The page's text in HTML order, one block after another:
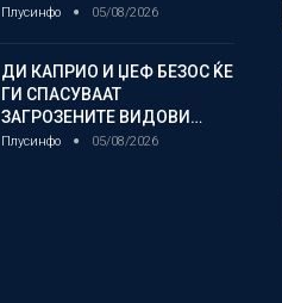
Плусинфо 05/08/2026
ДИ КАПРИО И ЏЕФ БЕЗОС ЌЕ
ГИ СПАСУВААТ
ЗАГРОЗЕНИТЕ ВИДОВИ…
Плусинфо 05/08/2026